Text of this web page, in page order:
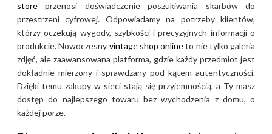
store przenosi doświadczenie poszukiwania skarbów do
przestrzeni cyfrowej. Odpowiadamy na potrzeby klientów,
którzy oczekują wygody, szybkości i precyzyjnych informacji o
produkcie. Nowoczesny vintage shop onlineto nie tylko galeria
zdjęć, ale zaawansowana platforma, gdzie każdy przedmiot jest
dokładnie mierzony i sprawdzany pod kątem autentyczności.
Dzięki temu zakupy w sieci stają się przyjemnością, a Ty masz
dostęp do najlepszego towaru bez wychodzenia z domu, o
każdej porze.